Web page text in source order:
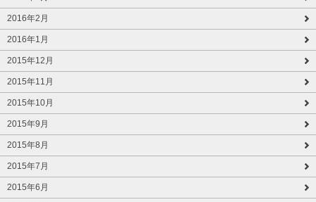
2016年2月
2016年1月
2015年12月
2015年11月
2015年10月
2015年9月
2015年8月
2015年7月
2015年6月